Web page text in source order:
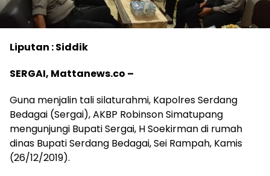
Liputan : Siddik
SERGAI, Mattanews.co –
Guna menjalin tali silaturahmi, Kapolres Serdang
Bedagai (Sergai), AKBP Robinson Simatupang
mengunjungi Bupati Sergai, H Soekirman di rumah
dinas Bupati Serdang Bedagai, Sei Rampah, Kamis
(26/12/2019).